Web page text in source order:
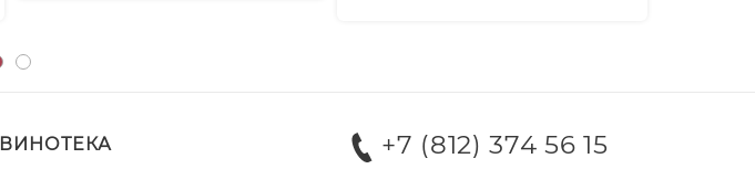
ВИНОТЕКА +7 (812) 374 56 15